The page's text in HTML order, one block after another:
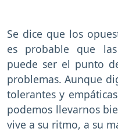
Se dice que los
es probable que
puede ser el punto
problemas. Aunque
tolerantes y
podemos llevarnos
vive a su ritmo, a su